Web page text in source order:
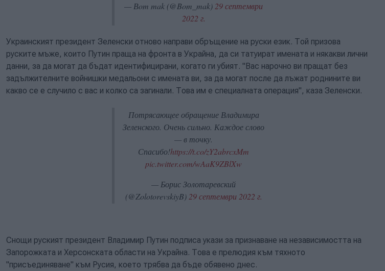
— Вom mak (@Bom_mak)29 септември
2022 г.
Украинският президент Зеленски отново направи обръщение на руски език. Той призова
руските мъже, които Путин праща на фронта в Украйна, да си татуират имената и някакви лични
данни, за да могат да бъдат идентифицирани, когато ги убият. "Вас нарочно ви пращат без
задължителните войнишки медальони с имената ви, за да могат после да лъжат роднините ви
какво се е случило с вас и колко са загинали. Това им е специалната операция", каза Зеленски.
Потрясающее обращение Владимира
Зеленского. Очень сильно. Каждое слово
— в точку.
Спасибо!https://t.co/zY2abrcxMm
pic.twitter.com/wAaK9ZBlXw
— Борис Золотаревский
(@ZolotorevskiyB)29 септември 2022 г.
Снощи руският президент Владимир Путин подписа укази за признаване на независимостта на
Запорожката и Херсонската области на Украйна. Това е прелюдия към тяхното
"присъединяване" към Русия, което трябва да бъде обявено днес.